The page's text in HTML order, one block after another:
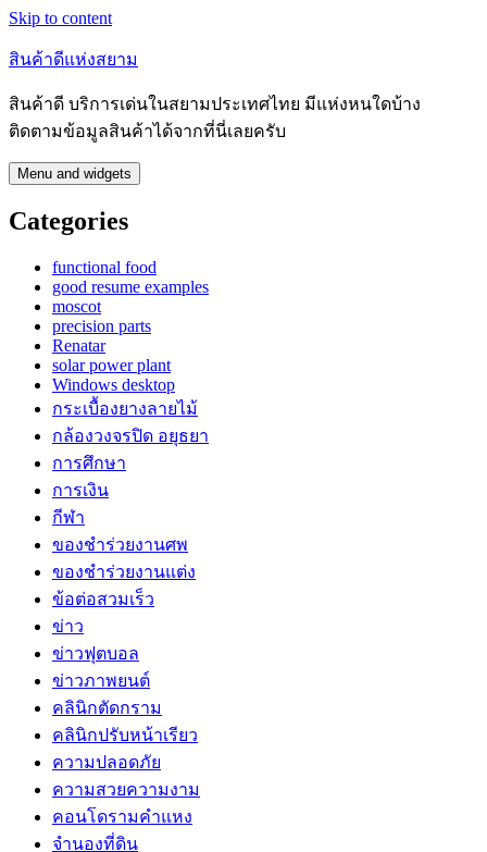
Skip to content
สินค้าดีแห่งสยาม
สินค้าดี บริการเด่นในสยามประเทศไทย มีแห่งหนใดบ้าง
ติดตามข้อมูลสินค้าได้จากที่นี่เลยครับ
Menu and widgets
Categories
functional food
good resume examples
moscot
precision parts
Renatar
solar power plant
Windows desktop
กระเบื้องยางลายไม้
กล้องวงจรปิด อยุธยา
การศึกษา
การเงิน
กีฬา
ของชำร่วยงานศพ
ของชำร่วยงานแต่ง
ข้อต่อสวมเร็ว
ข่าว
ข่าวฟุตบอล
ข่าวภาพยนต์
คลินิกตัดกราม
คลินิกปรับหน้าเรียว
ความปลอดภัย
ความสวยความงาม
คอนโดรามคำแหง
จำนองที่ดิน